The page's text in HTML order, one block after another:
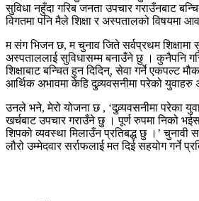
सुविधा नहुँदा गरिब जनता उपचार गराउँनबाट
विगतमा पनि मैले शिक्षा र अस्पतालको विषयमा
म संग भिजन छ, म चुनाव जिते सर्वप्रथम शिक्षामा
अस्पताललाई सुविधासम्म बनाउँने छु । कुनैपनि
शिक्षाबाट बन्चित हुन दिदिन्, सेवा गर्ने एकपल्ट
आर्थिक अभावमा केहि दुव्र्यवसनीमा परेको
उनले भने, मेरो योजना छ , ‘दुव्र्यवसनीमा परेका
खर्चबाट उपचार गराउँने छु । पूर्ण रुपमा निको
शिपको व्यवस्था मिलाउँन प्रतिबद्ध छु ।’ चुनावी
लौरो उम्मेदवार सर्राफलाई मत दिई सहयोग गर्ने